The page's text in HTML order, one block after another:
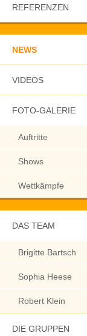
REFERENZEN
NEWS
VIDEOS
FOTO-GALERIE
Auftritte
Shows
Wettkämpfe
DAS TEAM
Brigitte Bartsch
Sophia Heese
Robert Klein
DIE GRUPPEN